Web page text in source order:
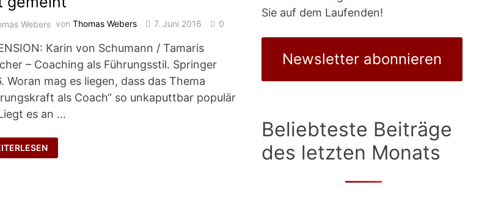
vonThomas Webers 7. Juni 2016 0
Karin von Schumann / Tamaris
– Coaching als Führungsstil. Springer
Woran mag es liegen, dass das Thema
als Coach“ so unkaputtbar populär
es an …
Sie auf dem Laufenden!
Newsletter abonnieren
Beliebteste Beiträge
des letzten Monats